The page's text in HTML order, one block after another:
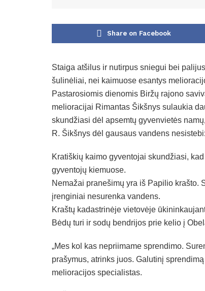
Share on Facebook
Staiga atšilus ir nutirpus sniegui bei
šulinėliai, nei kaimuose esantys
Pastarosiomis dienomis Biržų rajono
melioracijai Rimantas Šikšnys sulaukia
skundžiasi dėl apsemtų gyvenvietės
R. Šikšnys dėl gausaus vandens
Kratiškių kaimo gyventojai skundžiasi,
gyventojų kiemuose.
Nemažai pranešimų yra iš Papilio krašto.
įrenginiai nesurenka vandens.
Kraštų kadastrinėje vietovėje
Bėdų turi ir sodų bendrijos prie kelio į
„Mes kol kas nepriimame sprendimo.
prašymus, atrinks juos. Galutinį
melioracijos specialistas.